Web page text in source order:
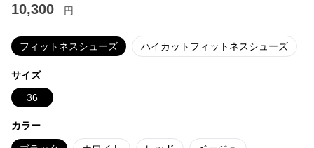
10,300 円
フィットネスシューズ ハイカットフィットネスシューズ
サイズ
36
カラー